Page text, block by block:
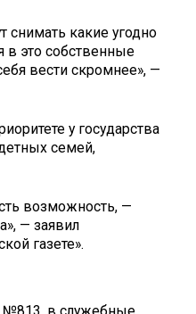
снимать какие угодно
в это собственные
вести скромнее», —
у государства
семей,
возможность, —
— заявил
газете».